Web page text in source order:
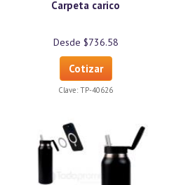
Carpeta carico
Desde $736.58
Cotizar
Clave: TP-40626